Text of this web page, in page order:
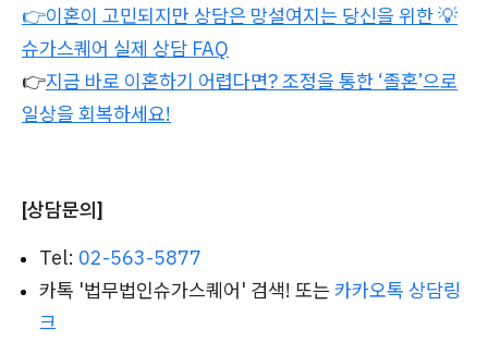
👉이혼이 고민되지만 상담은 망설여지는 당신을 위한 💡
슈가스퀘어 실제 상담 FAQ
👉지금 바로 이혼하기 어렵다면? 조정을 통한 ‘졸혼’으로
일상을 회복하세요!
[상담문의]
Tel: 02-563-5877
카톡 '법무법인슈가스퀘어' 검색! 또는 카카오톡 상담링
크